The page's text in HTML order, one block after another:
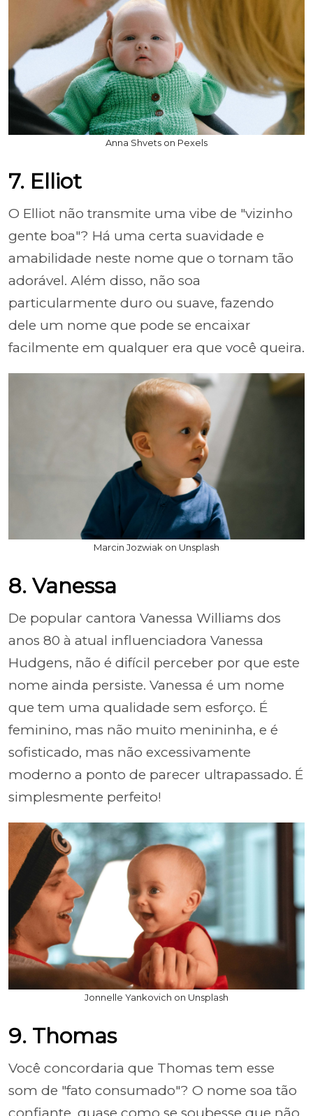
Anna Shvets on Pexels
7. Elliot
O Elliot não transmite uma vibe de "vizinho
gente boa"? Há uma certa suavidade e
amabilidade neste nome que o tornam tão
adorável. Além disso, não soa
particularmente duro ou suave, fazendo
dele um nome que pode se encaixar
facilmente em qualquer era que você queira.
Marcin Jozwiak on Unsplash
8. Vanessa
De popular cantora Vanessa Williams dos
anos 80 à atual influenciadora Vanessa
Hudgens, não é difícil perceber por que este
nome ainda persiste. Vanessa é um nome
que tem uma qualidade sem esforço. É
feminino, mas não muito menininha, e é
sofisticado, mas não excessivamente
moderno a ponto de parecer ultrapassado. É
simplesmente perfeito!
Jonnelle Yankovich on Unsplash
9. Thomas
Você concordaria que Thomas tem esse
som de "fato consumado"? O nome soa tão
confiante, quase como se soubesse que não